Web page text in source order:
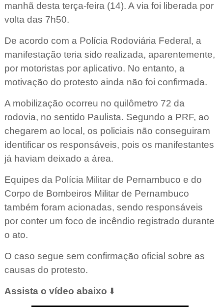
manhã desta terça-feira (14). A via foi liberada por
volta das 7h50.
De acordo com a Polícia Rodoviária Federal, a
manifestação teria sido realizada, aparentemente,
por motoristas por aplicativo. No entanto, a
motivação do protesto ainda não foi confirmada.
A mobilização ocorreu no quilômetro 72 da
rodovia, no sentido Paulista. Segundo a PRF, ao
chegarem ao local, os policiais não conseguiram
identificar os responsáveis, pois os manifestantes
já haviam deixado a área.
Equipes da Polícia Militar de Pernambuco e do
Corpo de Bombeiros Militar de Pernambuco
também foram acionadas, sendo responsáveis
por conter um foco de incêndio registrado durante
o ato.
O caso segue sem confirmação oficial sobre as
causas do protesto.
Assista o vídeo abaixo ⬇️